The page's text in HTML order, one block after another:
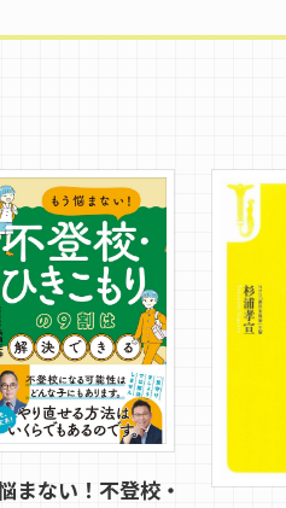
まない！不登校・